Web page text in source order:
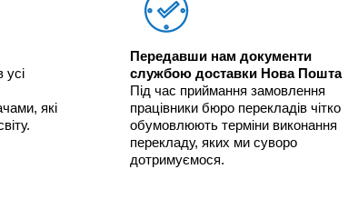
які
Передавши нам документи
службою доставки Нова Пошта
Під час приймання замовлення
працівники бюро перекладів чітко
обумовлюють терміни виконання
перекладу, яких ми суворо
дотримуємося.